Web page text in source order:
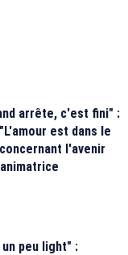
arrête, c'est fini" :
est dans le
l'avenir
peu light" :